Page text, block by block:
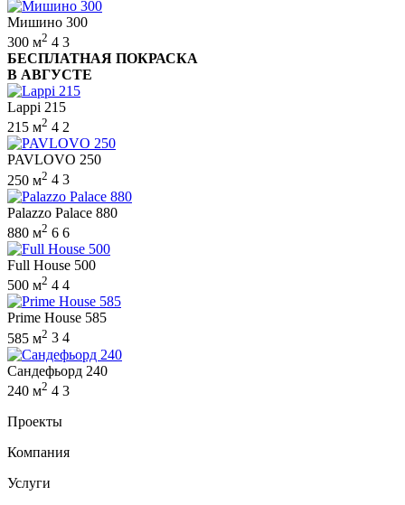
Мишино 300
300 м2 4 3
БЕСПЛАТНАЯ ПОКРАСКА
В АВГУСТЕ
Lappi 215
215 м2 4 2
PAVLOVO 250
250 м2 4 3
Palazzo Palace 880
880 м2 6 6
Full House 500
500 м2 4 4
Prime House 585
585 м2 3 4
Сандефьорд 240
240 м2 4 3
Проекты
Компания
Услуги